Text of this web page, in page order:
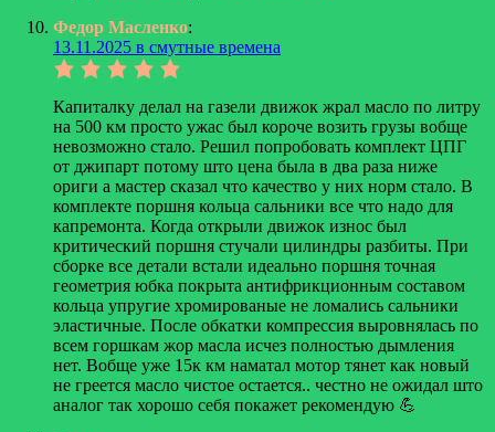
Федор Масленко:
13.11.2025 в смутные времена
Капиталку делал на газели движок жрал масло по литру
на 500 км просто ужас был короче возить грузы вобще
невозможно стало. Решил попробовать комплект ЦПГ
от джипарт потому што цена была в два раза ниже
ориги а мастер сказал что качество у них норм стало. В
комплекте поршня кольца сальники все что надо для
капремонта. Когда открыли движок износ был
критический поршня стучали цилиндры разбиты. При
сборке все детали встали идеально поршня точная
геометрия юбка покрыта антифрикционным составом
кольца упругие хромированые не ломались сальники
эластичные. После обкатки компрессия выровнялась по
всем горшкам жор масла исчез полностью дымления
нет. Вобще уже 15к км наматал мотор тянет как новый
не греется масло чистое остается.. честно не ожидал што
аналог так хорошо себя покажет рекомендую 💪